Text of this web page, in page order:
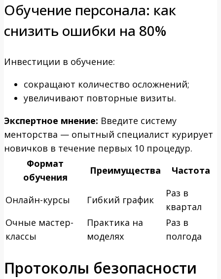
Обучение персонала: как
снизить ошибки на 80%
Инвестиции в обучение:
сокращают количество осложнений;
увеличивают повторные визиты.
Экспертное мнение: Введите систему
менторства — опытный специалист курирует
новичков в течение первых 10 процедур.
Формат
обучения
Преимущества Частота
Онлайн-курсы Гибкий график
Раз в
квартал
Очные мастер-
классы
Практика на
моделях
Раз в
полгода
Протоколы безопасности